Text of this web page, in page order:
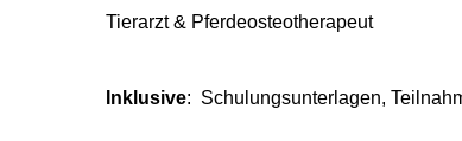
Tierarzt & Pferdeosteotherapeut
Inklusive: Schulungsunterlagen,